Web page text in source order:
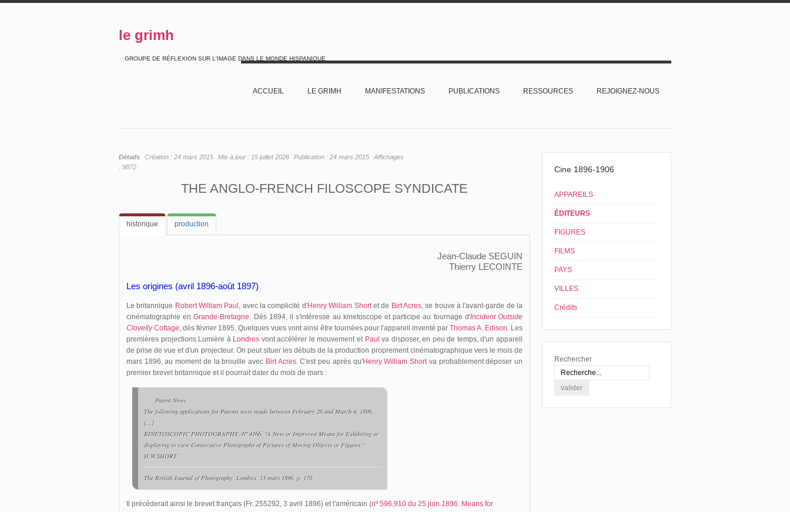
le grimh
GROUPE DE RÉFLEXION SUR L'IMAGE DANS LE MONDE HISPANIQUE
ACCUEIL LE GRIMH MANIFESTATIONS PUBLICATIONS RESSOURCES REJOIGNEZ-NOUS
Détails Création : 24 mars 2015 Mis à jour : 15 juillet 2026 Publication : 24 mars 2015
Affichages
: 9872
THE ANGLO-FRENCH FILOSCOPE SYNDICATE
historique production
Jean-Claude SEGUIN
Thierry LECOINTE
Les origines (avril 1896-août 1897)
Le britannique Robert William Paul , avec la complicité d'Henry William Shortet de Birt Acres, se trouve à l'avant-garde de la
cinématographie enGrande-Bretagne. Dès 1894, il s'intéresse au kinetoscope et participe au tournage d'Incident Outside
ClovellyCottage, dès février 1895. Quelques vues vont ainsi être tournées pour l'appareil inventé par Thomas A. Edison. Les
premières projections Lumière à Londres vont accélérer le mouvement et Paul va disposer, en peu de temps, d'un appareil
de prise de vue et d'un projecteur. On peut situer les débuts de la production proprement cinématographique vers le mois de
mars 1896, au moment de la brouille avec Birt Acres. C'est peu après qu'Henry William Shortva probablement déposer un
premier brevet britannique et il pourrait dater du mois de mars :
Patent News
The following applications for Patents were made between February 26 and March 4, 1896.
[...]
KINETOSCOPIC PHOTOGRAPHY.-Nº 4166. "A New or Improved Means for Exhibiting or
displaying to view Consecutive Photographs of Pictures of Moving Objects or Figures."
H.W.SHORT.
The British Journal of Photography, Londres, 13 mars 1896, p. 170.
Il précéderait ainsi le brevet français (Fr. 255292, 3 avril 1896) et l'américain (nº 596,910 du 25 juin 1896: Means for
Cine 1896-1906
APPAREILS
ÉDITEURS
FIGURES
FILMS
PAYS
VILLES
Crédits
Rechercher